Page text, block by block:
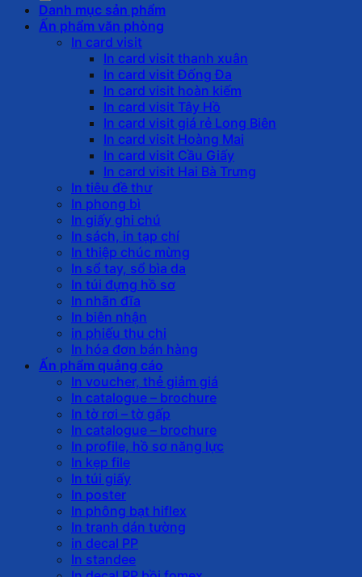
Danh mục sản phẩm
Ấn phẩm văn phòng
In card visit
In card visit thanh xuân
In card visit Đống Đa
In card visit hoàn kiếm
In card visit Tây Hồ
In card visit giá rẻ Long Biên
In card visit Hoàng Mai
In card visit Cầu Giấy
In card visit Hai Bà Trưng
In tiêu đề thư
In phong bì
In giấy ghi chú
In sách, in tạp chí
In thiệp chúc mừng
In sổ tay, sổ bìa da
In túi đựng hồ sơ
In nhãn đĩa
In biên nhận
in phiếu thu chi
In hóa đơn bán hàng
Ấn phẩm quảng cáo
In voucher, thẻ giảm giá
In catalogue – brochure
In tờ rơi – tờ gấp
In catalogue – brochure
In profile, hồ sơ năng lực
In kẹp file
In túi giấy
In poster
In phông bạt hiflex
In tranh dán tường
in decal PP
In standee